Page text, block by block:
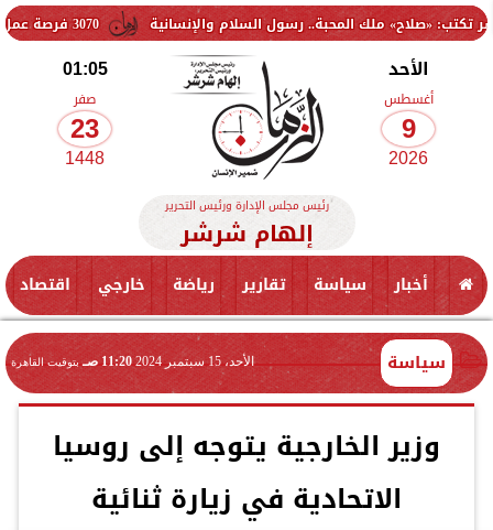
3070 فرصة عمل جديدة بالقطاع الخاص.. وظائف برواتب تصل إلى 9500 جنيه ملك المحبة.. رسول السلام والإنسانية
الأحد
أغسطس
9
2026
01:05
صفر
23
1448
رئيس مجلس الإدارة ورئيس التحرير
إلهام شرشر
أخبار سياسة تقارير رياضة خارجي اقتصاد
سياسة الأحد، 15 سبتمبر 2024 11:20 صـ بتوقيت القاهرة
وزير الخارجية يتوجه إلى روسيا
الاتحادية في زيارة ثنائية